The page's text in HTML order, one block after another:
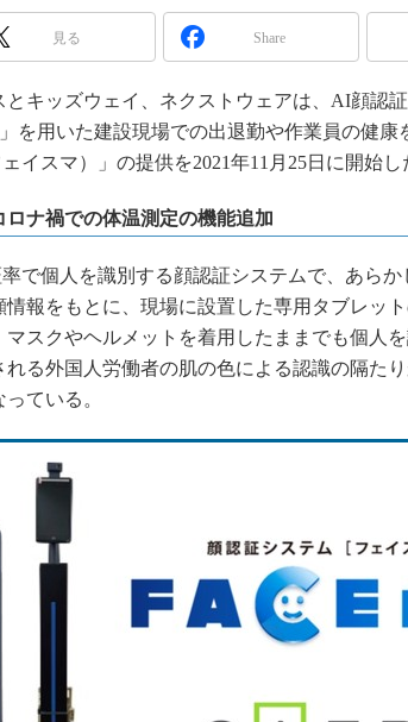
見る Share
キッズウェイ、ネクストウェアは、AI顔認
を用いた建設現場での出退勤や作業員の健康
イスマ）」の提供を2021年11月25日に開始し
ナ禍での体温測定の機能追加
で個人を識別する顔認証システムで、あらか
報をもとに、現場に設置した専用タブレッ
マスクやヘルメットを着用したままでも個人
る外国人労働者の肌の色による認識の隔た
ている。